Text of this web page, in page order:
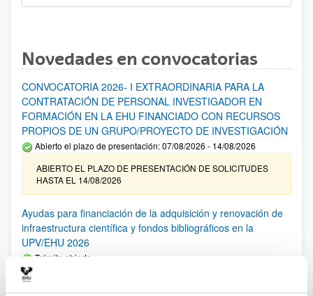
Novedades en convocatorias
CONVOCATORIA 2026- I EXTRAORDINARIA PARA LA
CONTRATACIÓN DE PERSONAL INVESTIGADOR EN
FORMACIÓN EN LA EHU FINANCIADO CON RECURSOS
PROPIOS DE UN GRUPO/PROYECTO DE INVESTIGACIÓN
Abierto el plazo de presentación: 07/08/2026 - 14/08/2026
ABIERTO EL PLAZO DE PRESENTACIÓN DE SOLICITUDES
HASTA EL 14/08/2026
Ayudas para financiación de la adquisición y renovación de
infraestructura científica y fondos bibliográficos en la
UPV/EHU 2026
Trámite abierto
solicitudes admitidas y excluidas. 23/03/2026: Relación